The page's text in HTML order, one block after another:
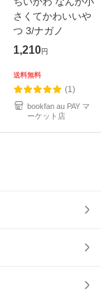
さくてかわいいや
つ 3/ナガノ
1,210円
送料無料
(1)
bookfan au PAY マ
ーケット店